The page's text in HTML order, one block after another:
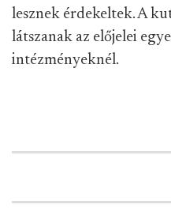
lesznek érdekeltek. A
látszanak az előjelei
intézményeknél.